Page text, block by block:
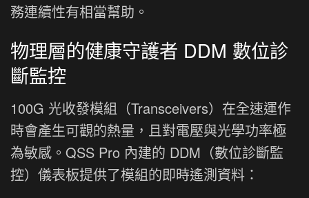
務連續性有相當幫助。
物理層的健康守護者 DDM 數位診
斷監控
100G 光收發模組（Transceivers）在全速運作
時會產生可觀的熱量，且對電壓與光學功率極
為敏感。QSS Pro 內建的 DDM（數位診斷監
控）儀表板提供了模組的即時遙測資料：